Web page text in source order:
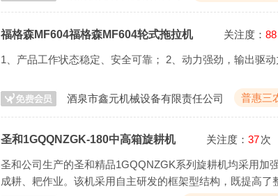
福格森MF604福格森MF604轮式拖拉机 关注度： 88
1、产品工作状态稳定、安全可靠； 2、动力强劲，输出驱动
酒泉市鑫元机械设备有限责任公司 普惠三
圣和1GQQNZGK-180中高箱旋耕机 关注度： 37次
圣和公司生产的圣和精品1GQQNZGK系列旋耕机均采用加
成耕、耙作业。该机采用自主研发的框架型结构，既提高了